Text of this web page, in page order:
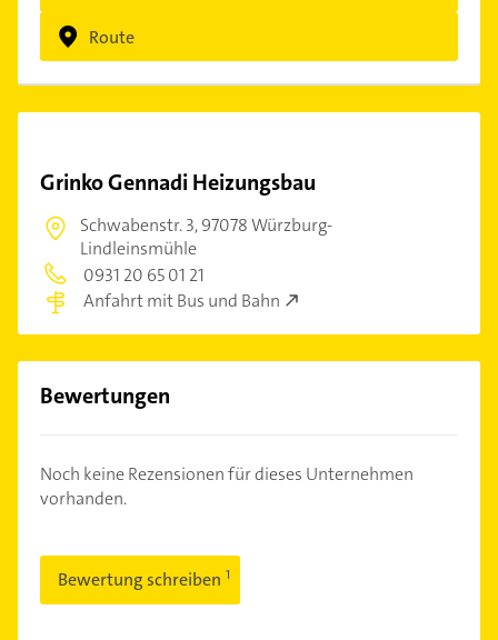
Route
Grinko Gennadi Heizungsbau
Schwabenstr. 3,97078 Würzburg-
Lindleinsmühle
0931 20 65 01 21
Anfahrt mit Bus und Bahn
Bewertungen
Noch keine Rezensionen für dieses Unternehmen
vorhanden.
Bewertung schreiben